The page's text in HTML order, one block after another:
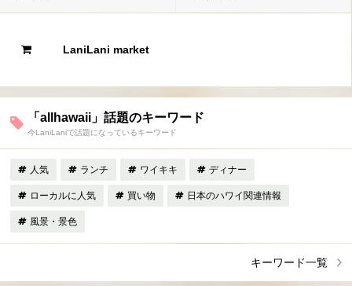
LaniLani market
「allhawaii」話題のキーワード
今LaniLaniで話題になっているキーワード
人気 ランチ ワイキキ ディナー
ローカルに人気 買い物 日本のハワイ関連情報
風景・景色
キーワード一覧